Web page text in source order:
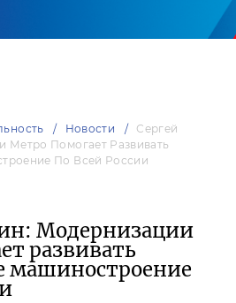
Новости
Сергей
Метро Помогает Развивать
По Всей России
Модернизации
развивать
машиностроение